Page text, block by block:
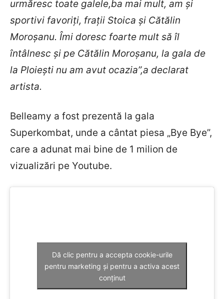
urmăresc toate galele,ba mai mult, am și
sportivi favoriți, frații Stoica și Cătălin
Moroșanu. Îmi doresc foarte mult să îl
întâlnesc și pe Cătălin Moroșanu, la gala de
la Ploiești nu am avut ocazia”,a declarat
artista.
Belleamy a fost prezentă la gala
Superkombat, unde a cântat piesa „Bye Bye”,
care a adunat mai bine de 1 milion de
vizualizări pe Youtube.
Dă clic pentru a accepta cookie-urile
pentru marketing și pentru a activa acest
conținut